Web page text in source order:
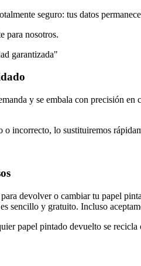
seguro: tus datos
para nosotros.
garantizada"
y se embala con precisión en
o incorrecto, lo sustituiremos
devolver o cambiar tu papel
sencillo y gratuito. Incluso
papel pintado devuelto se